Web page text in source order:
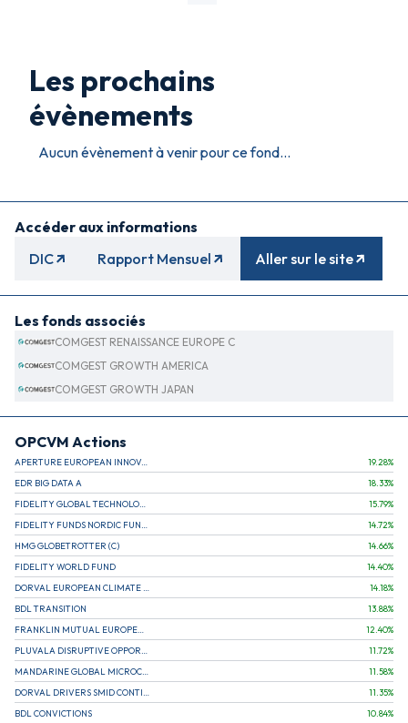
Les prochains
évènements
Aucun évènement à venir pour ce fond...
Accéder aux informations
DIC
Rapport Mensuel Aller sur le site
Les fonds associés
COMGEST RENAISSANCE EUROPE C
COMGEST GROWTH AMERICA
COMGEST GROWTH JAPAN
OPCVM Actions
APERTURE EUROPEAN INNOVATION 19.28%
EDR BIG DATA A
18.33%
15.79%
14.72%
HMG GLOBETROTTER (C)
14.66%
FIDELITY WORLD FUND
14.40%
14.18%
BDL TRANSITION
13.88%
12.40%
11.72%
11.58%
11.35%
BDL CONVICTIONS
10.84%